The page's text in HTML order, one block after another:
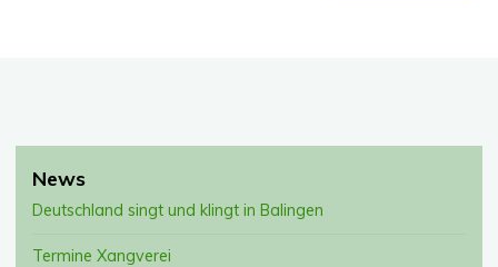
News
Deutschland singt und klingt in Balingen
Termine Xangverei